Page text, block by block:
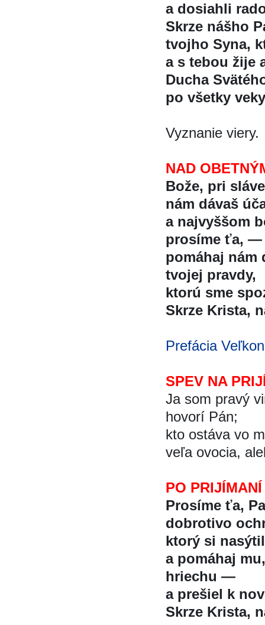
a dosiahli
Skrze nášho
tvojho Syna,
a s tebou žije
Ducha
po všetky
Vyznanie viery.
NAD
Bože, pri
nám dávaš
a najvyššom
prosíme ťa, —
pomáhaj
tvojej pravdy,
ktorú sme
Skrze Krista,
Prefácia
SPEV NA
Ja som pravý
hovorí Pán;
kto ostáva vo
veľa ovocia,
PO PRIJÍMANÍ
Prosíme ťa,
dobrotivo
ktorý si
a pomáhaj
hriechu —
a prešiel k
Skrze Krista,